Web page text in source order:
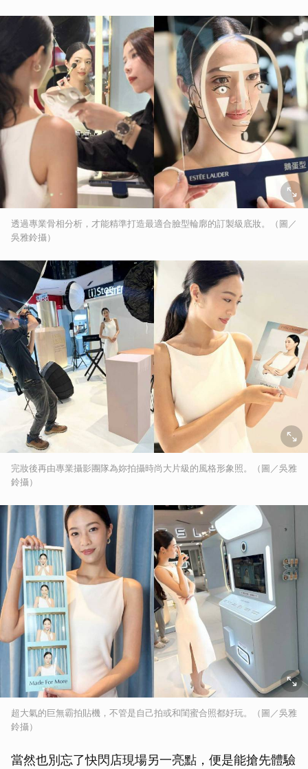
透過專業骨相分析，才能精準打造最適合臉型輪廓的訂製級底妝。（圖／
吳雅鈴攝）
完妝後再由專業攝影團隊為妳拍攝時尚大片級的風格形象照。（圖／吳雅
鈴攝）
超大氣的巨無霸拍貼機，不管是自己拍或和閨蜜合照都好玩。（圖／吳雅
鈴攝）
當然也別忘了快閃店現場另一亮點，便是能搶先體驗